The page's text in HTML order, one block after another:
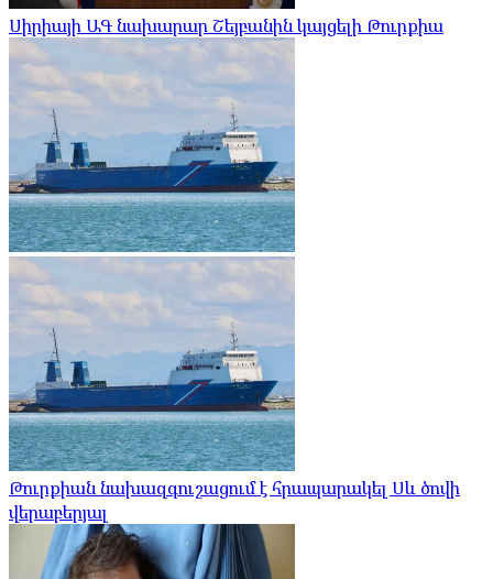
Սիրիայի ԱԳ նախարար Շեյբանին կայցելի Թուրքիա
Թուրքիան նախազգուշացում է հրապարակել Սև ծովի
վերաբերյալ